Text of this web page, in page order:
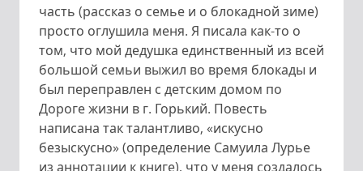
часть (рассказ о семье и о блокадной зиме)
просто оглушила меня. Я писала как-то о
том, что мой дедушка единственный из всей
большой семьи выжил во время блокады и
был переправлен с детским домом по
Дороге жизни в г. Горький. Повесть
написана так талантливо, «искусно
безыскусно» (определение Самуила Лурье
из аннотации к книге), что у меня создалось